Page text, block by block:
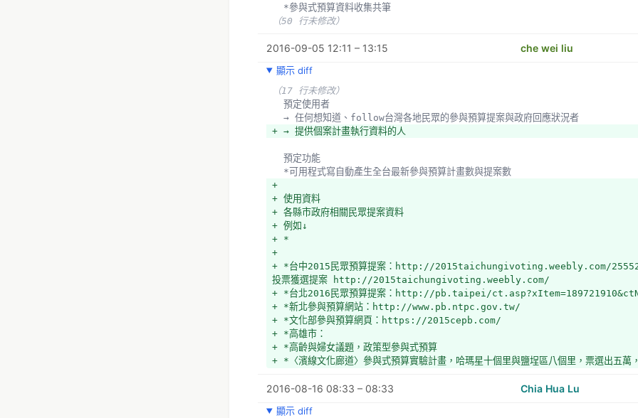
  *參與式預算資料收集共筆
（50 行未修改）
2016-09-05 12:11 – 13:15 che wei liu
顯示 diff
（17 行未修改）
  預定使用者
  → 任何想知道、follow台灣各地民眾的參與預算提案與政府回應狀況者
+ → 提供個案計畫執行資料的人
  預定功能
  *可用程式寫自動產生全台最新參與預算計畫數與提案數
+
+ 使用資料
+ 各縣市政府相關民眾提案資料
+ 例如↓
+ *
+
+ *台中2015民眾預算提案：http://2015taichungivoting.weebly.com/
投票獲選提案 http://2015taichungivoting.weebly.com/
+ *台北2016民眾預算提案：http://pb.taipei/
+ *新北參與預算網站：http://www.pb.ntpc.gov.tw/
+ *文化部參與預算網頁：https://2015cepb.com/
+ *高雄市：
+ *高齡與婦女議題，政策型參與式預算
+ *〈濱線文化廊道〉參與式預算實驗計畫，哈瑪星十個里與鹽埕區八個里，票選出五
+
  *地圖呈現人民提案的資料欄位如下
2016-08-16 08:33 – 08:33 Chia Hua Lu
顯示 diff